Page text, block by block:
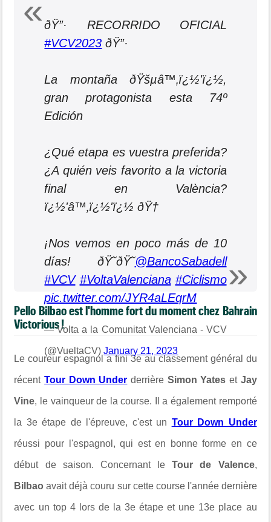
ðŸ”· RECORRIDO OFICIAL
#VCV2023 ðŸ”·
La montaña ðŸšµ‍â™‚ï¿½'ï¿½,
gran protagonista esta 74º
Edición
¿Qué etapa es vuestra preferida?
¿A quién veis favorito a la victoria
final en València?
ï¿½'‍â™‚ï¿½'ï¿½ ðŸ†
¡Nos vemos en poco más de 10
días! ðŸ˜ðŸ˜@BancoSabadell
#VCV #VoltaValenciana #Ciclismo
pic.twitter.com/JYR4aLEqrM
— Volta a la Comunitat Valenciana - VCV
(@VueltaCV)January 21, 2023
Pello Bilbao est l'homme fort du moment chez Bahrain
Victorious !
Le coureur espagnol a fini 3e au classement général du
récentTour Down Under derrière Simon Yates et Jay
Vine, le vainqueur de la course. Il a également remporté
la 3e étape de l'épreuve, c'est un Tour Down Under
réussi pour l'espagnol, qui est en bonne forme en ce
début de saison. Concernant leTour de Valence,
Bilbao avait déjà couru sur cette course l'année dernière
avec un top 4 lors de la 3e étape et une 13e place au